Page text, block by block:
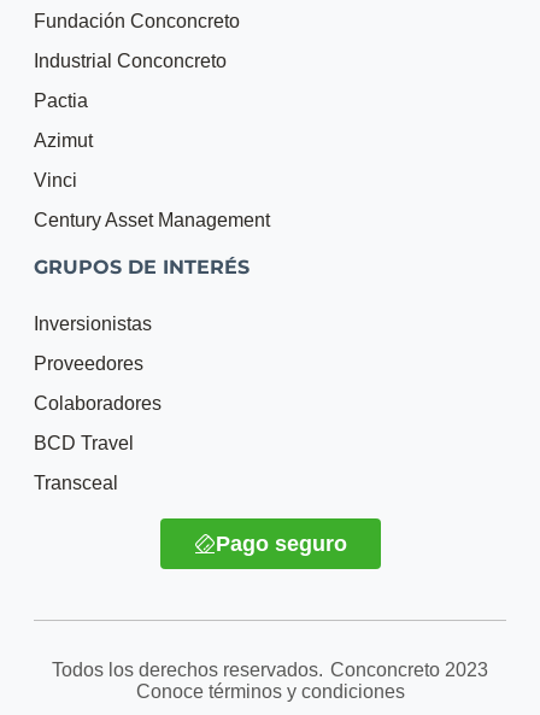
Fundación Conconcreto
Industrial Conconcreto
Pactia
Azimut
Vinci
Century Asset Management
GRUPOS DE INTERÉS
Inversionistas
Proveedores
Colaboradores
BCD Travel
Transceal
Pago seguro
Todos los derechos reservados. Conconcreto 2023
Conoce términos y condiciones